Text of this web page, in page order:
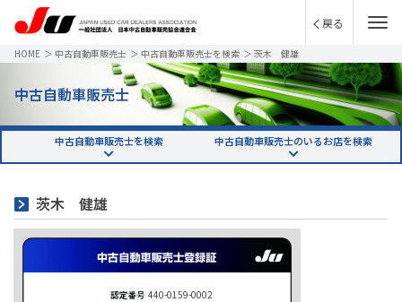
戻る
HOME ＞ 中古自動車販売士 ＞ 中古自動車販売士を検索 ＞ 茨木 健雄
中古自動車販売士
中古自動車販売士を検索 中古自動車販売士のいるお店を検索
茨木 健雄
440-0159-0002